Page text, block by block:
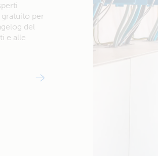
per
del
e alle